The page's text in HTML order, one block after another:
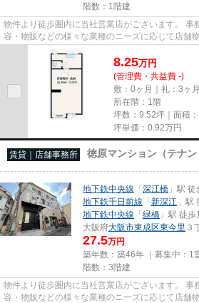
階数：1階建
物件より徒歩圏内に当社営業店がございます。 事
容・物販などの様々な業種のニーズに応じて店舗
尚、弊社ではおとり広告は一切...
8.25万円
(管理費・共益費 -)
敷：0ヶ月｜礼：3ヶ月
所在階：1階
坪数：9.52坪｜面積
坪単価： 0.92万円
賃貸｜店舗事務所 徳原マンション（テナン
地下鉄中央線 「深江橋 」駅
地下鉄千日前線 「新深江 」駅
地下鉄中央線 「緑橋 」駅 徒
大阪府大阪市東成区東今里 ３
27.5万円
築年数：築46年 ｜募集中： 1
階数：3階建
物件より徒歩圏内に当社営業店がございます。 事
容・物販などの様々な業種のニーズに応じて店舗